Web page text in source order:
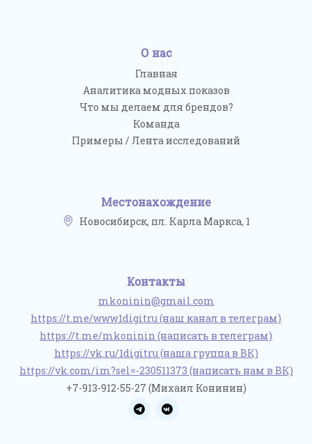
О нас
Главная
Аналитика модных показов
Что мы делаем для брендов?
Команда
Примеры / Лента исследований
Местонахождение
Новосибирск, пл. Карла Маркса, 1
Контакты
mkoninin@gmail.com
https://t.me/www1digitru (наш канал в телеграм)
https://t.me/mkoninin (написать в телеграм)
https://vk.ru/1digitru (наша группа в ВК)
https://vk.com/im?sel=-230511373 (написать нам в ВК)
+7-913-912-55-27 (Михаил Конинин)